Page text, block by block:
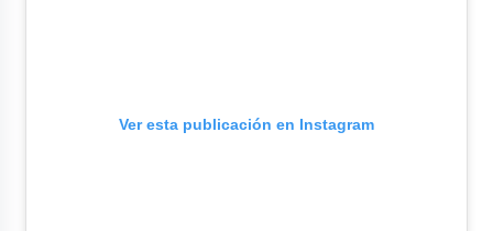
Ver esta publicación en Instagram